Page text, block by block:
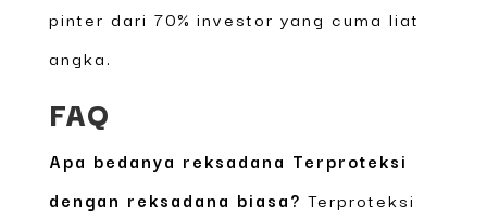
pinter dari 70% investor yang cuma liat
angka.
FAQ
Apa bedanya reksadana Terproteksi
dengan reksadana biasa? Terproteksi